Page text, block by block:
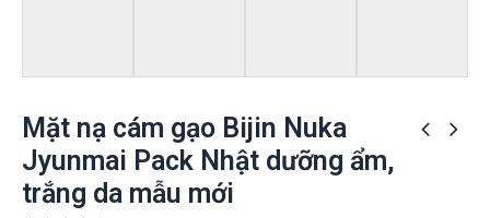
Mặt nạ cám gạo Bijin Nuka
Jyunmai Pack Nhật dưỡng ẩm,
trắng da mẫu mới